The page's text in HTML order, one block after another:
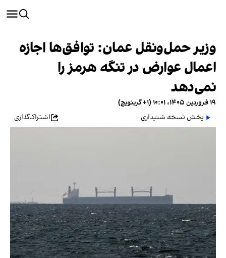
وزیر حمل‌ونقل عمان: توافق‌ها اجازه
اعمال عوارض در تنگه هرمز را
نمی‌دهد
۱۹ فروردین ۱۴۰۵، ۱۰:۰۱ (‎+۱ گرینویچ)
پخش نسخه شنیداری
اشتراک‌گذاری